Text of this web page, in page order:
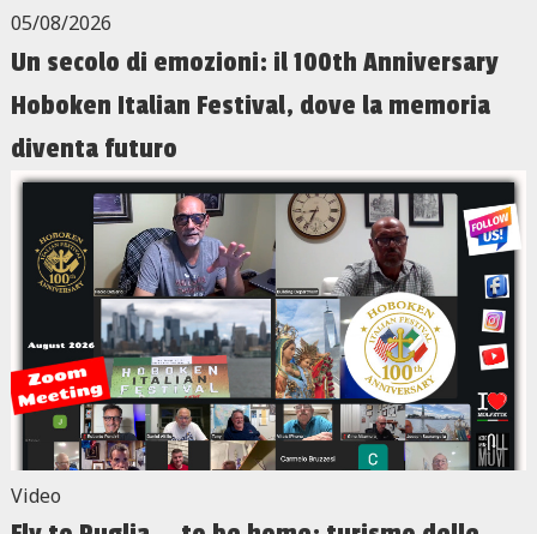
05/08/2026
Un secolo di emozioni: il 100th Anniversary
Hoboken Italian Festival, dove la memoria
diventa futuro
Video